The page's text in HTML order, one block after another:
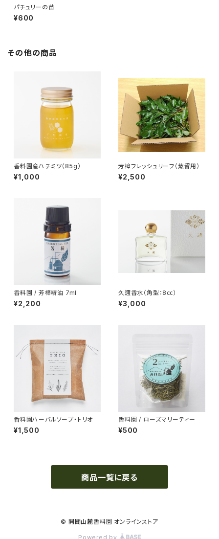
パチュリーの苗
¥600
その他の商品
香料園産ハチミツ（85g）
¥1,000
芳樟フレッシュリーフ（蒸留用）
¥2,500
香料園 / 芳樟精油 7ml
¥2,200
久邇香水（角型：8㏄）
¥3,000
香料園ハーバルソープ・トリオ
¥1,500
香料園 / ローズマリーティー
¥500
商品一覧に戻る
© 開聞山麓香料園 オンラインストア
Powered by